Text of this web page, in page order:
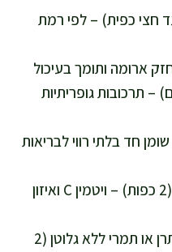
עד חצי כפית) – לפי רמת
שום כתושות (כ-12 גרם) – תרכובות גופריתיות
(2 כפות) – שומן חד בלתי רווי לבריאות
30 מ"ל מיץ לימון סחוט טרי (2 כפות) – ויטמין C ואיזון
10 מ"ל רוטב סויה מופחת נתרן או תמרי ללא גלוטן (2